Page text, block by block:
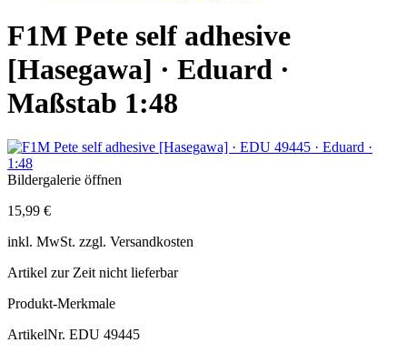
F1M Pete self adhesive
[Hasegawa] · Eduard ·
Maßstab 1:48
Bildergalerie öffnen
15,99 €
inkl. MwSt. zzgl. Versandkosten
Artikel zur Zeit nicht lieferbar
Produkt-Merkmale
ArtikelNr. EDU 49445